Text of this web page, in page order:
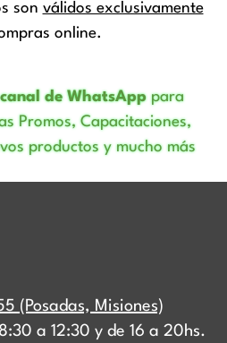
son válidos exclusivamente
online.
de WhatsApppara
Promos, Capacitaciones,
productos y mucho más
(Posadas, Misiones)
a 12:30 y de 16 a 20hs.